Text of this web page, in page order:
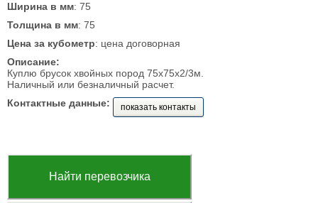
Ширина в мм: 75
Толщина в мм: 75
Цена за кубометр: цена договорная
Описание:
Куплю брусок хвойных пород 75х75х2/3м.
Наличный или безналичный расчет.
Контактные данные:
показать контакты
Найти перевозчика